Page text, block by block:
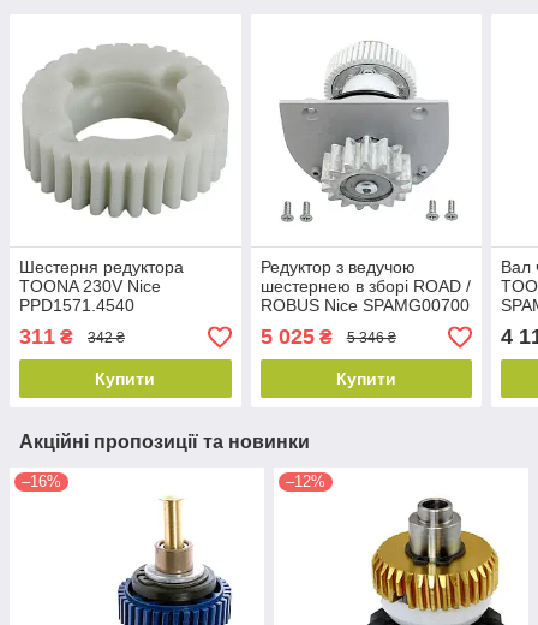
Шестерня редуктора
TOONA 230V Nice
PPD1571.4540
311 ₴ 342 ₴
Купити
Редуктор з ведучою
шестернею в зборі ROAD /
ROBUS Nice SPAMG00700
5 025₴ 5 346 ₴
Купити
Вал
4
Акційні пропозиції та новинки
–16% –12%